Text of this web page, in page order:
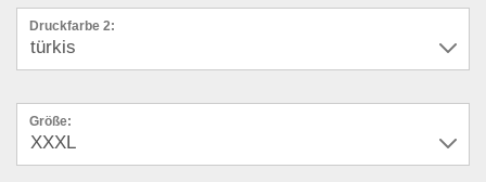
Druckfarbe 2:
Größe: